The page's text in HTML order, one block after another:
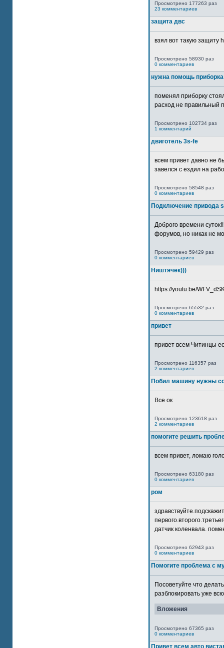
Просмотрено 177263 раз
23 комментариев
защита двс
взял вот такую защиту
Просмотрено 58930 раз
0 комментариев
нужна помощь
поменял приборку
расход не правильный
Просмотрено 102734 раз
1 комментарий
двиготель 3s-fe
всем привет давно не
завелся с ездил на
Просмотрено 58548 раз
0 комментариев
Подключение привода
Доброго времени
форумов, но никак не
Просмотрено 59429 раз
0 комментариев
Ништячек)))
https://youtu.be/
Просмотрено 65532 раз
0 комментариев
привет
привет всем Читинцы
Просмотрено 116357 раз
2 комментариев
Побил машину нужны
Все ок
Просмотрено 123618 раз
2 комментариев
помогите решить
всем привет, ломаю
Просмотрено 63180 раз
0 комментариев
ром
датчик коленвала.
Просмотрено 62943 раз
0 комментариев
Помогите проблема с
Посоветуйте что
разблокировать уже
Вложения
Просмотрено 67365 раз
0 комментариев
Привет всем авто